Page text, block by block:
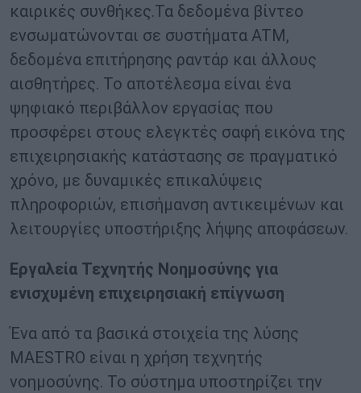
καιρικές συνθήκες.Τα δεδομένα βίντεο
ενσωματώνονται σε συστήματα ATM,
δεδομένα επιτήρησης ραντάρ και άλλους
αισθητήρες. Το αποτέλεσμα είναι ένα
ψηφιακό περιβάλλον εργασίας που
προσφέρει στους ελεγκτές σαφή εικόνα της
επιχειρησιακής κατάστασης σε πραγματικό
χρόνο, με δυναμικές επικαλύψεις
πληροφοριών, επισήμανση αντικειμένων και
λειτουργίες υποστήριξης λήψης αποφάσεων.
Εργαλεία Τεχνητής Νοημοσύνης για
ενισχυμένη επιχειρησιακή επίγνωση
Ένα από τα βασικά στοιχεία της λύσης
MAESTRO είναι η χρήση τεχνητής
νοημοσύνης. Το σύστημα υποστηρίζει την